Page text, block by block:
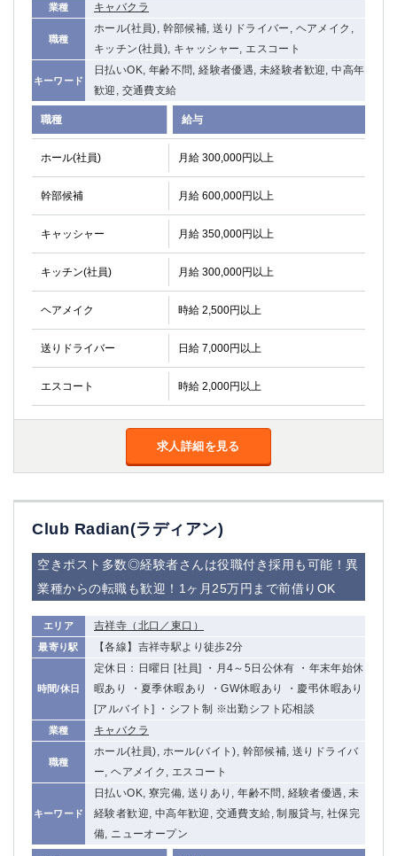
業種 キャバクラ
職種
ホール(社員), 幹部候補, 送りドライバー, ヘアメイク,
キッチン(社員), キャッシャー, エスコート
キーワード
日払いOK, 年齢不問, 経験者優遇, 未経験者歓迎, 中高年
歓迎, 交通費支給
職種 給与
ホール(社員) 月給 300,000円以上
幹部候補 月給 600,000円以上
キャッシャー 月給 350,000円以上
キッチン(社員) 月給 300,000円以上
ヘアメイク 時給 2,500円以上
送りドライバー 日給 7,000円以上
エスコート 時給 2,000円以上
求人詳細を見る
Club Radian(ラディアン)
空きポスト多数◎経験者さんは役職付き採用も可能！異
業種からの転職も歓迎！1ヶ月25万円まで前借りOK
エリア 吉祥寺（北口／東口）
最寄り駅 【各線】吉祥寺駅より徒歩2分
時間/休日
定休日：日曜日 [社員] ・月4～5日公休有 ・年末年始休
暇あり ・夏季休暇あり ・GW休暇あり ・慶弔休暇あり
[アルバイト] ・シフト制 ※出勤シフト応相談
業種 キャバクラ
職種
ホール(社員), ホール(バイト), 幹部候補, 送りドライバ
ー, ヘアメイク, エスコート
キーワード
日払いOK, 寮完備, 送りあり, 年齢不問, 経験者優遇, 未
経験者歓迎, 中高年歓迎, 交通費支給, 制服貸与, 社保完
備, ニューオープン